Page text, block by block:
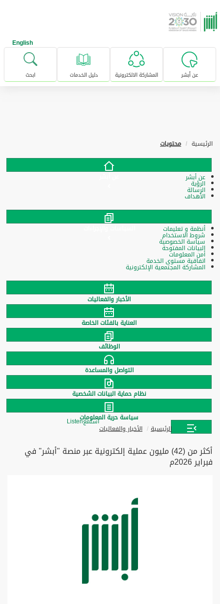
تخطى للإنتقال إلى المحتوى الرئيسي
English
عن أبشر المشاركة الالكترونية دليل الخدمات ابحث
الرئيسية محتويات
عن أبشر
الرؤية
الرسالة
الأهداف
أنظمة و تعليمات
شروط الاستخدام
سياسة الخصوصية
البيانات المفتوحة
أمن المعلومات
اتفاقية مستوى الخدمة
المشاركة المجتمعية الإلكترونية
الأخبار والفعاليات
العناية بالفئات الخاصة
الوظائف
التواصل والمساعدة
نظام حماية البيانات الشخصية
سياسة حرية المعلومات
الرئيسية
الأخبار والفعاليات
استمعListen
أكثر من (42) مليون عملية إلكترونية عبر منصة "أبشر" في
فبراير 2026م